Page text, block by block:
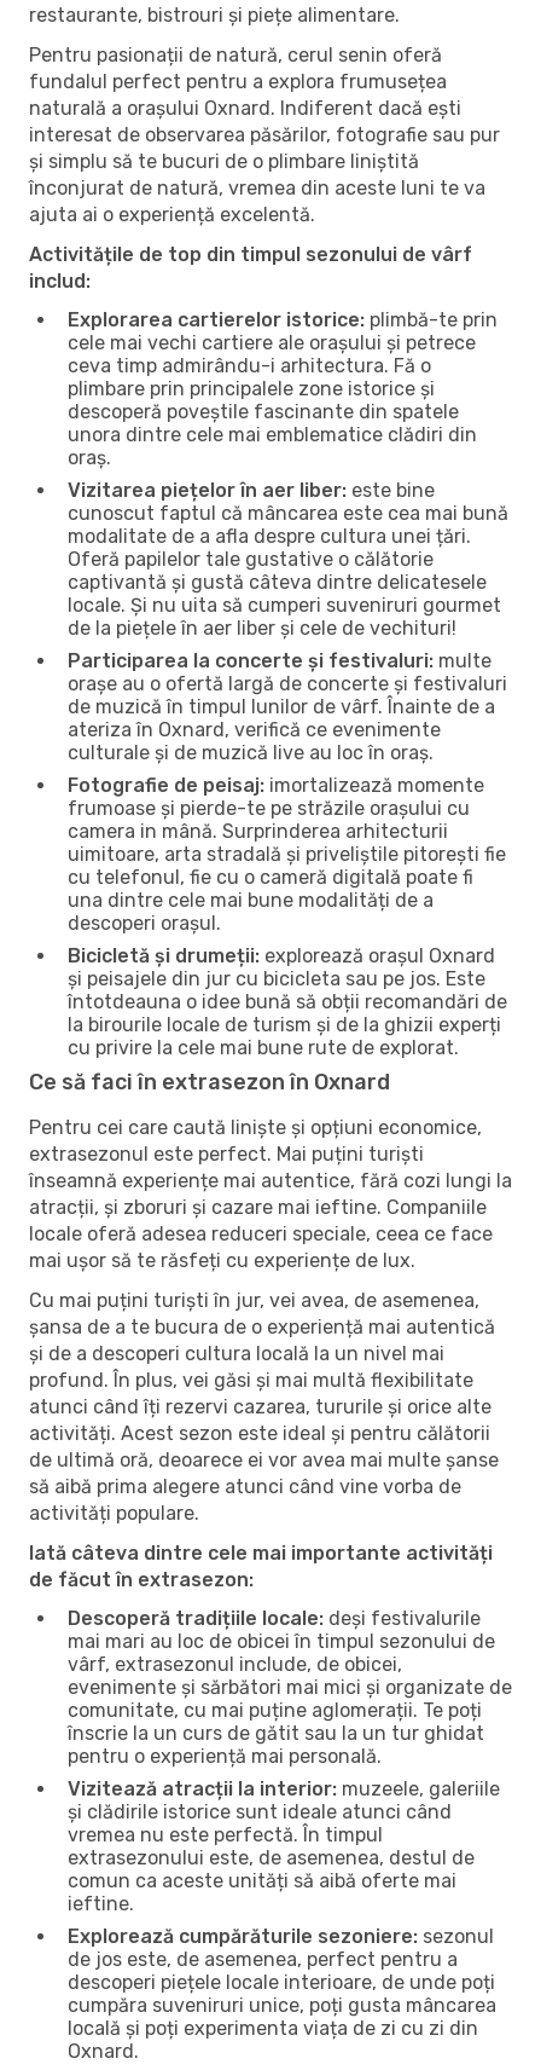
restaurante, bistrouri și piețe alimentare.
Pentru pasionații de natură, cerul senin oferă
fundalul perfect pentru a explora frumusețea
naturală a orașului Oxnard. Indiferent dacă ești
interesat de observarea păsărilor, fotografie sau pur
și simplu să te bucuri de o plimbare liniștită
înconjurat de natură, vremea din aceste luni te va
ajuta ai o experiență excelentă.
Activitățile de top din timpul sezonului de vârf
includ:
Explorarea cartierelor istorice: plimbă-te prin
cele mai vechi cartiere ale orașului și petrece
ceva timp admirându-i arhitectura. Fă o
plimbare prin principalele zone istorice și
descoperă poveștile fascinante din spatele
unora dintre cele mai emblematice clădiri din
oraș.
Vizitarea piețelor în aer liber: este bine
cunoscut faptul că mâncarea este cea mai bună
modalitate de a afla despre cultura unei țări.
Oferă papilelor tale gustative o călătorie
captivantă și gustă câteva dintre delicatesele
locale. Și nu uita să cumperi suveniruri gourmet
de la piețele în aer liber și cele de vechituri!
Participarea la concerte și festivaluri: multe
orașe au o ofertă largă de concerte și festivaluri
de muzică în timpul lunilor de vârf. Înainte de a
ateriza în Oxnard, verifică ce evenimente
culturale și de muzică live au loc în oraș.
Fotografie de peisaj: imortalizează momente
frumoase și pierde-te pe străzile orașului cu
camera in mână. Surprinderea arhitecturii
uimitoare, arta stradală și priveliștile pitorești fie
cu telefonul, fie cu o cameră digitală poate fi
una dintre cele mai bune modalități de a
descoperi orașul.
Bicicletă și drumeții: explorează orașul Oxnard
și peisajele din jur cu bicicleta sau pe jos. Este
întotdeauna o idee bună să obții recomandări de
la birourile locale de turism și de la ghizii experți
cu privire la cele mai bune rute de explorat.
Ce să faci în extrasezon în Oxnard
Pentru cei care caută liniște și opțiuni economice,
extrasezonul este perfect. Mai puțini turiști
înseamnă experiențe mai autentice, fără cozi lungi la
atracții, și zboruri și cazare mai ieftine. Companiile
locale oferă adesea reduceri speciale, ceea ce face
mai ușor să te răsfeți cu experiențe de lux.
Cu mai puțini turiști în jur, vei avea, de asemenea,
șansa de a te bucura de o experiență mai autentică
și de a descoperi cultura locală la un nivel mai
profund. În plus, vei găsi și mai multă flexibilitate
atunci când îți rezervi cazarea, tururile și orice alte
activități. Acest sezon este ideal și pentru călătorii
de ultimă oră, deoarece ei vor avea mai multe șanse
să aibă prima alegere atunci când vine vorba de
activități populare.
Iată câteva dintre cele mai importante activități
de făcut în extrasezon:
Descoperă tradițiile locale: deși festivalurile
mai mari au loc de obicei în timpul sezonului de
vârf, extrasezonul include, de obicei,
evenimente și sărbători mai mici și organizate de
comunitate, cu mai puține aglomerații. Te poți
înscrie la un curs de gătit sau la un tur ghidat
pentru o experiență mai personală.
Vizitează atracții la interior: muzeele, galeriile
și clădirile istorice sunt ideale atunci când
vremea nu este perfectă. În timpul
extrasezonului este, de asemenea, destul de
comun ca aceste unități să aibă oferte mai
ieftine.
Explorează cumpărăturile sezoniere: sezonul
de jos este, de asemenea, perfect pentru a
descoperi piețele locale interioare, de unde poți
cumpăra suveniruri unice, poți gusta mâncarea
locală și poți experimenta viața de zi cu zi din
Oxnard.